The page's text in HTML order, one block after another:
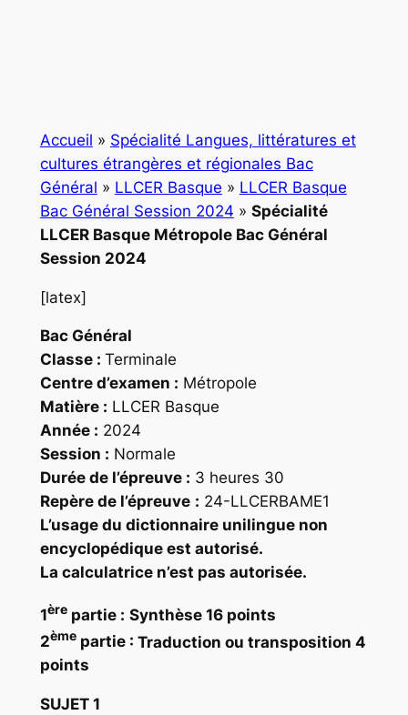
Accueil » Spécialité Langues, littératures et
cultures étrangères et régionales Bac
Général » LLCER Basque » LLCER Basque
Bac Général Session 2024 » Spécialité
LLCER Basque Métropole Bac Général
Session 2024
[latex]
Bac Général
Classe : Terminale
Centre d’examen : Métropole
Matière : LLCER Basque
Année : 2024
Session : Normale
Durée de l’épreuve : 3 heures 30
Repère de l’épreuve : 24-LLCERBAME1
L’usage du dictionnaire unilingue non
encyclopédique est autorisé.
La calculatrice n’est pas autorisée.
1èrepartie : Synthèse 16 points
2èmepartie : Traduction ou transposition 4
points
SUJET 1